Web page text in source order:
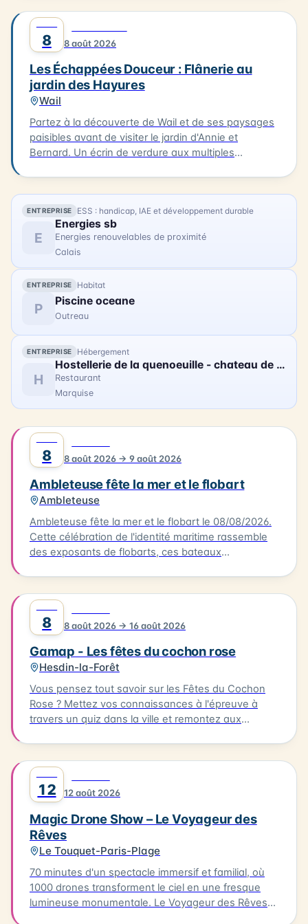
admirez ses œuvres. Après une matinée de
création, profitez d'un déjeuner délicieux à Oye-
Plage, à La Table d'Olivier, avec un plat du jour et un
dessert pour 30€ par personne (réservation
indispensable sur www.c-ici.com). Les vélos à
assistance électrique seront mis à votre disposition
(dans la limite des disponibilités). La balade se
terminera vers 16h30. N'hésitez pas à vous inscrire
pour cette expérience artistique unique !
8 8 août 2026
Les Échappées Douceur : Flânerie au
jardin des Hayures
Wail
Partez à la découverte de Wail et de ses paysages
paisibles avant de visiter le jardin d'Annie et
Bernard. Un écrin de verdure aux multiples
Wail (2 rue de la Mairie). Tarifs : 11 € / gratuit enfants
- 10 ans.
ENTREPRISE ESS : handicap, IAE et développement durable
E
Energies sb
Energies renouvelables de proximité
Calais
ENTREPRISE Habitat
P Piscine oceane
Outreau
ENTREPRISE Hébergement
H
Hostellerie de la quenoeuille - chateau de ledquent
Restaurant
Marquise
8 8 août 2026 → 9 août 2026
Ambleteuse fête la mer et le flobart
Ambleteuse
Ambleteuse fête la mer et le flobart le 08/08/2026.
Cette célébration de l'identité maritime rassemble
des exposants de flobarts, ces bateaux
publics. Vous pourrez également déguster des plats
à base de produits de la mer, préparés par des
restaurateurs locaux. L'événement se déroule à
Ambleteuse. Accès libre.
8 8 août 2026 → 16 août 2026
Gamap - Les fêtes du cochon rose
Hesdin-la-Forêt
Vous pensez tout savoir sur les Fêtes du Cochon
Rose ? Mettez vos connaissances à l'épreuve à
travers un quiz dans la ville et remontez aux
Tourisme. Il vous faudra parcourir environ 2km en 1
heure pour découvrir les secrets de cette fête
emblématique. Départ de l'Office de Tourisme, prêt
12 12 août 2026
Magic Drone Show – Le Voyageur des
Rêves
Le Touquet-Paris-Plage
70 minutes d'un spectacle immersif et familial, où
1000 drones transforment le ciel en une fresque
lumineuse monumentale. Le Voyageur des Rêves